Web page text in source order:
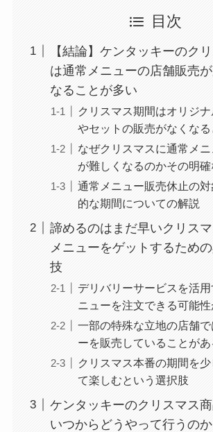
目次
【結論】ケンタッキーのク
は通常メニューの店舗販売
なることが多い
クリスマス期間はオリジ
やセットの販売がなくな
なぜクリスマスに通常メ
が難しくなるのかその明
通常メニュー販売休止の
的な期間についての解説
諦めるのはまだ早いクリス
メニューをゲットするため
技
デリバリーサービスを活
ニューを注文できる可能
一部の特殊な立地の店舗で
ーを販売していることがあ
クリスマス本番の期間を
て楽しむという選択肢
ケンタッキーのクリスマス
いつからどうやって行うのか